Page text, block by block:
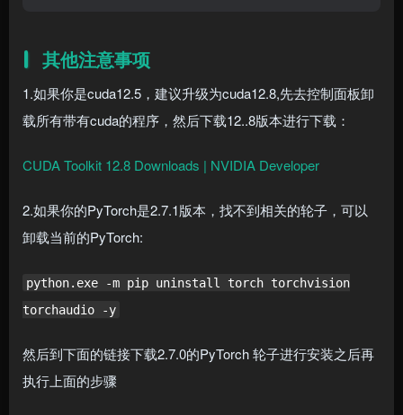
其他注意事项
1.如果你是cuda12.5，建议升级为cuda12.8,先去控制面板卸
载所有带有cuda的程序，然后下载12..8版本进行下载：
CUDA Toolkit 12.8 Downloads | NVIDIA Developer
2.如果你的PyTorch是2.7.1版本，找不到相关的轮子，可以
卸载当前的PyTorch:
python.exe -m pip uninstall torch torchvision
torchaudio -y
然后到下面的链接下载2.7.0的PyTorch 轮子进行安装之后再
执行上面的步骤